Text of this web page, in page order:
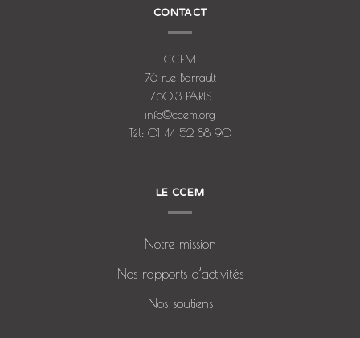
CONTACT
CCEM
76 rue Barrault
75013 PARIS
info@ccem.org
Tél: 01 44 52 88 90
LE CCEM
Notre mission
Nos rapports d’activités
Nos soutiens